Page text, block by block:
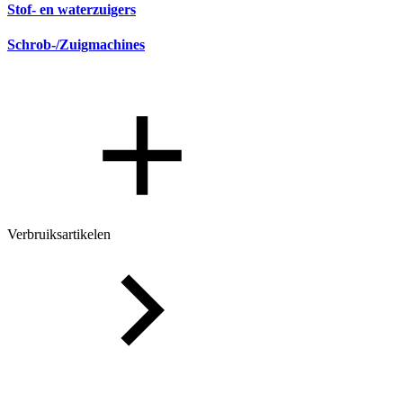
Stof- en waterzuigers
Schrob-/Zuigmachines
Verbruiksartikelen